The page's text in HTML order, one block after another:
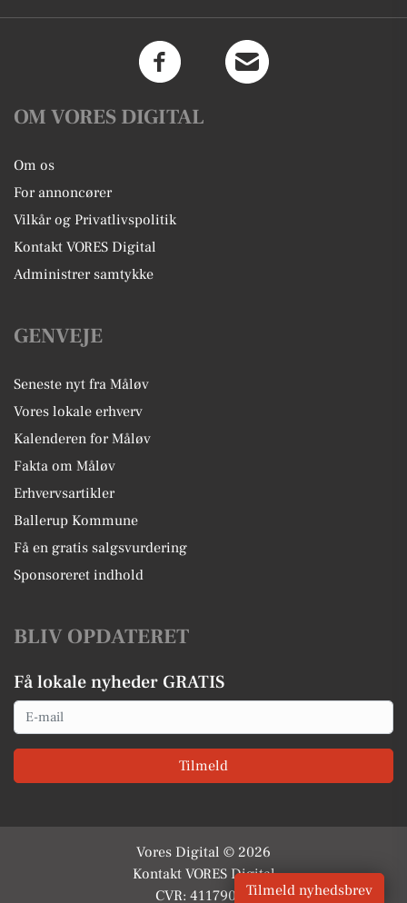
OM VORES DIGITAL
Om os
For annoncører
Vilkår og Privatlivspolitik
Kontakt VORES Digital
Administrer samtykke
GENVEJE
Seneste nyt fra Måløv
Vores lokale erhverv
Kalenderen for Måløv
Fakta om Måløv
Erhvervsartikler
Ballerup Kommune
Få en gratis salgsvurdering
Sponsoreret indhold
BLIV OPDATERET
Få lokale nyheder GRATIS
Email
Tilmeld
Vores Digital © 2026
Kontakt VORES Digital
CVR: 41179082Tilmeld nyhedsbrev